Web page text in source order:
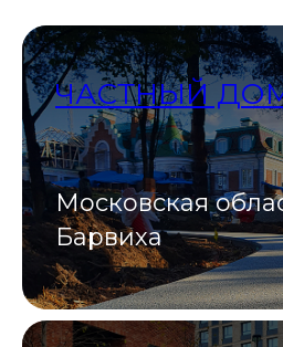
ЧАСТНЫЙ
Московская
Барвиха